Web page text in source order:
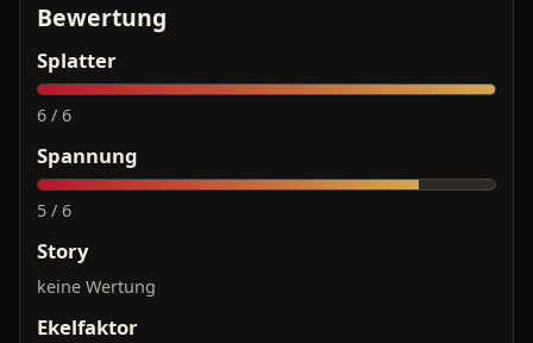
Bewertung
Splatter
6 / 6
Spannung
5 / 6
Story
keine Wertung
Ekelfaktor